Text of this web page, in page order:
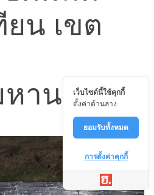
น เขต
หานครเว็บไซต์นี้ใช้คุกกี้
ตั้งค่าด้านล่าง
ยอมรับทั้งหมด
การตั้งค่าคุกกี้